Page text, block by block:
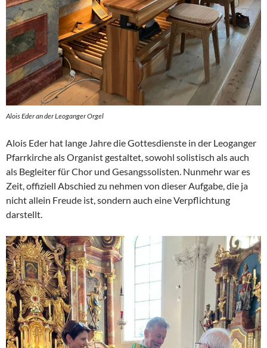
Alois Eder an der Leoganger Orgel
Alois Eder hat lange Jahre die Gottesdienste in der Leoganger
Pfarrkirche als Organist gestaltet, sowohl solistisch als auch
als Begleiter für Chor und Gesangssolisten. Nunmehr war es
Zeit, offiziell Abschied zu nehmen von dieser Aufgabe, die ja
nicht allein Freude ist, sondern auch eine Verpflichtung
darstellt.